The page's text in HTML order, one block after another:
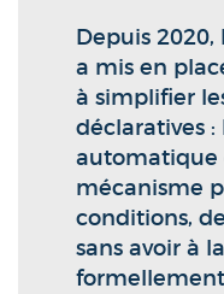
Depuis
a mis en
à simplifier
déclaratives
automatique
mécanisme
conditions,
sans avoir à